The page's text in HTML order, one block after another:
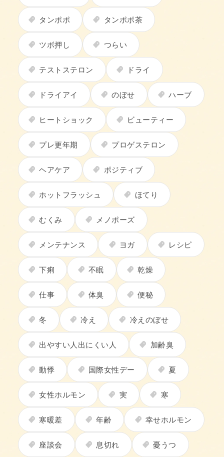
タンポポ タンポポ茶
ツボ押し つらい
テストステロン ドライ
ドライアイ のぼせ ハーブ
ヒートショック ビューティー
プレ更年期 プロゲステロン
ヘアケア ポジティブ
ホットフラッシュ ほてり
むくみ メノポーズ
メンテナンス ヨガ レシピ
下痢 不眠 乾燥
仕事 体臭 便秘
冬 冷え 冷えのぼせ
出やすい人出にくい人 加齢臭
動悸 国際女性デー 夏
女性ホルモン 実 寒
寒暖差 年齢 幸せホルモン
座談会 息切れ 憂うつ